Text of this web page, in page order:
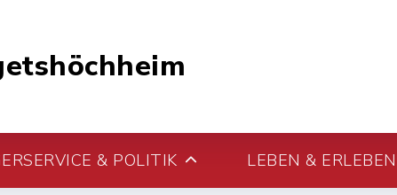
& POLITIK LEBEN & ERLEBEN